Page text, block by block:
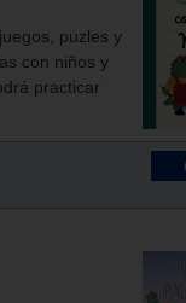
puzles y
con niños y
practicar